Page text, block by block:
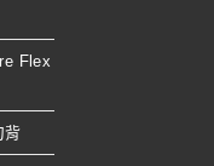
Flex
背